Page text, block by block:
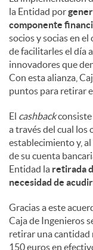
la Entidad por
componente
socios y socias en
de facilitarles el día
innovadores que
Con esta alianza,
puntos para retirar
El cashbackconsiste
a través del cual los
establecimiento y,
de su cuenta
Entidad la retirada
necesidad de
Gracias a este
Caja de Ingenieros
retirar una cantidad
150 euros en